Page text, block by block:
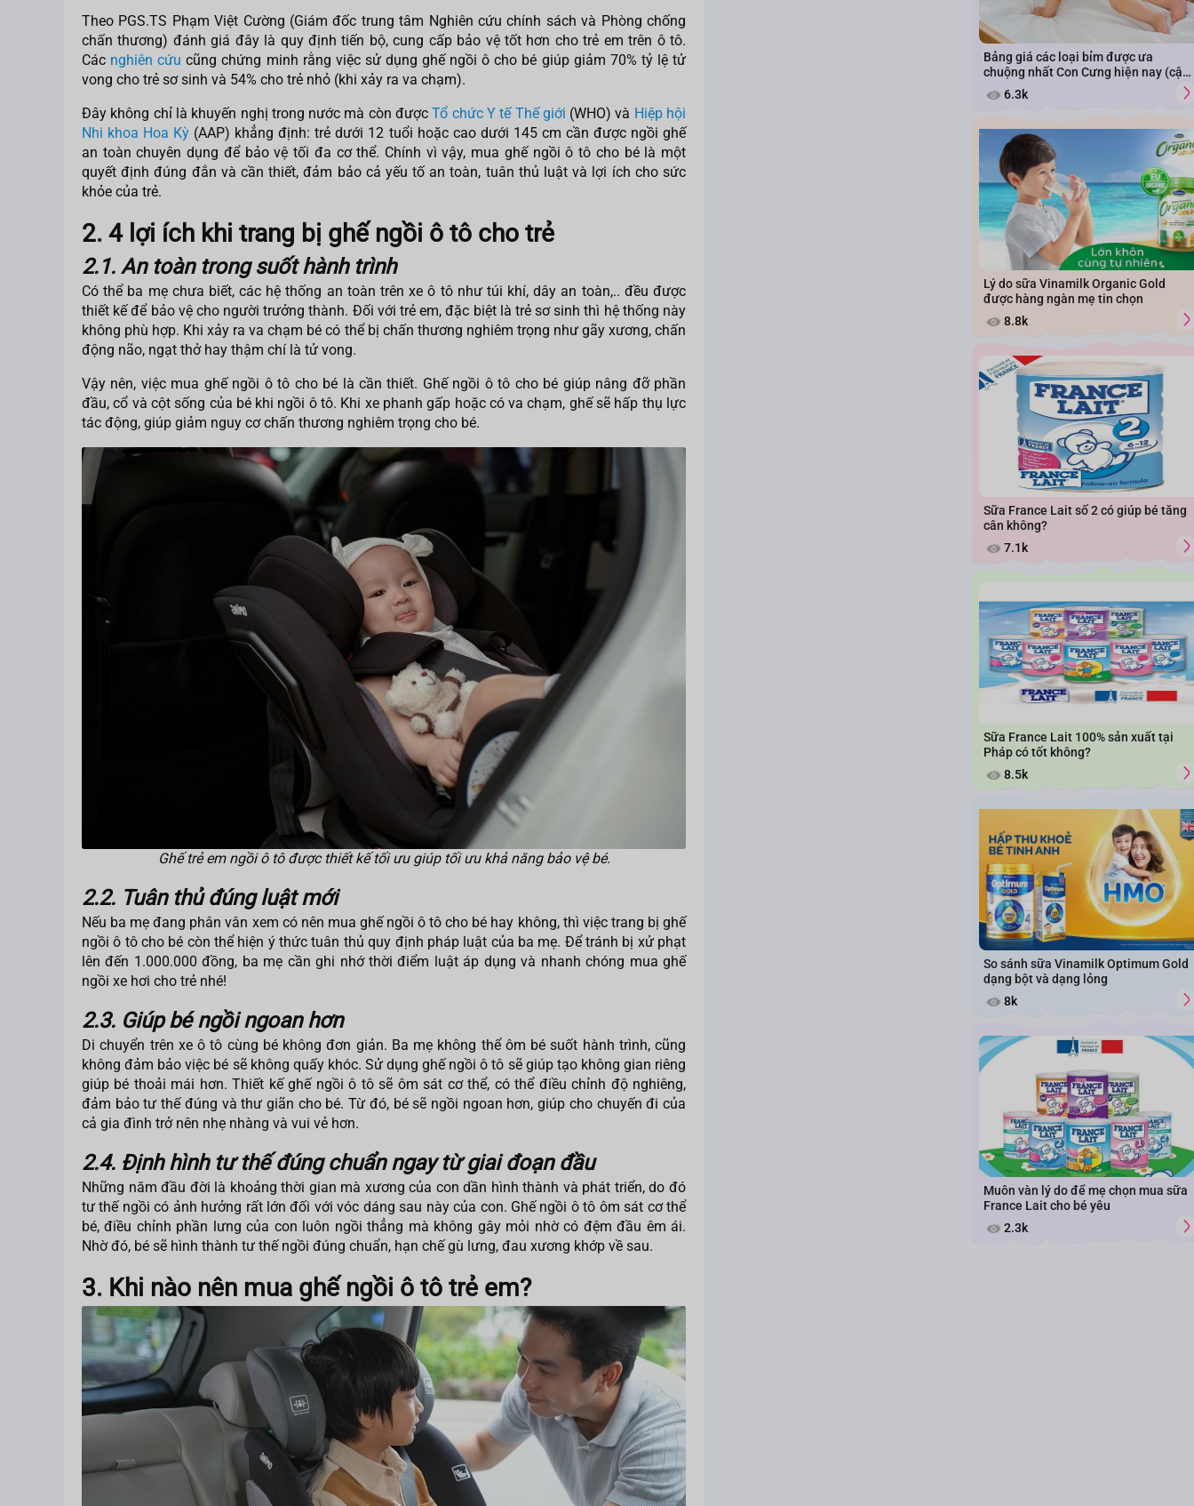
Theo PGS.TS Phạm Việt Cường (Giám đốc trung tâm Nghiên cứu chính sách và Phòng chống
chấn thương) đánh giá đây là quy định tiến bộ, cung cấp bảo vệ tốt hơn cho trẻ em trên ô tô.
Các nghiên cứu cũng chứng minh rằng việc sử dụng ghế ngồi ô cho bé giúp giảm 70% tỷ lệ tử
vong cho trẻ sơ sinh và 54% cho trẻ nhỏ (khi xảy ra va chạm).
Đây không chỉ là khuyến nghị trong nước mà còn đượcTổ chức Y tế Thế giới (WHO) và Hiệp hội
Nhi khoa Hoa Kỳ (AAP) khẳng định: trẻ dưới 12 tuổi hoặc cao dưới 145 cm cần được ngồi ghế
an toàn chuyên dụng để bảo vệ tối đa cơ thể. Chính vì vậy, mua ghế ngồi ô tô cho bé là một
quyết định đúng đắn và cần thiết, đảm bảo cả yếu tố an toàn, tuân thủ luật và lợi ích cho sức
khỏe của trẻ.
2. 4 lợi ích khi trang bị ghế ngồi ô tô cho trẻ
2.1. An toàn trong suốt hành trình
Có thể ba mẹ chưa biết, các hệ thống an toàn trên xe ô tô như túi khí, dây an toàn,.. đều được
thiết kế để bảo vệ cho người trưởng thành. Đối với trẻ em, đặc biệt là trẻ sơ sinh thì hệ thống này
không phù hợp. Khi xảy ra va chạm bé có thể bị chấn thương nghiêm trọng như gãy xương, chấn
động não, ngạt thở hay thậm chí là tử vong.
Vậy nên, việc mua ghế ngồi ô tô cho bé là cần thiết. Ghế ngồi ô tô cho bé giúp nâng đỡ phần
đầu, cổ và cột sống của bé khi ngồi ô tô. Khi xe phanh gấp hoặc có va chạm, ghế sẽ hấp thụ lực
tác động, giúp giảm nguy cơ chấn thương nghiêm trọng cho bé.
Ghế trẻ em ngồi ô tô được thiết kế tối ưu giúp tối ưu khả năng bảo vệ bé.
2.2. Tuân thủ đúng luật mới
Nếu ba mẹ đang phân vân xem có nên mua ghế ngồi ô tô cho bé hay không, thì việc trang bị ghế
ngồi ô tô cho bé còn thể hiện ý thức tuân thủ quy định pháp luật của ba mẹ. Để tránh bị xử phạt
lên đến 1.000.000 đồng, ba mẹ cần ghi nhớ thời điểm luật áp dụng và nhanh chóng mua ghế
ngồi xe hơi cho trẻ nhé!
2.3. Giúp bé ngồi ngoan hơn
Di chuyển trên xe ô tô cùng bé không đơn giản. Ba mẹ không thể ôm bé suốt hành trình, cũng
không đảm bảo việc bé sẽ không quấy khóc. Sử dụng ghế ngồi ô tô sẽ giúp tạo không gian riêng
giúp bé thoải mái hơn. Thiết kế ghế ngồi ô tô sẽ ôm sát cơ thể, có thể điều chỉnh độ nghiêng,
đảm bảo tư thế đúng và thư giãn cho bé. Từ đó, bé sẽ ngồi ngoan hơn, giúp cho chuyến đi của
cả gia đình trở nên nhẹ nhàng và vui vẻ hơn.
2.4. Định hình tư thế đúng chuẩn ngay từ giai đoạn đầu
Những năm đầu đời là khoảng thời gian mà xương của con dần hình thành và phát triển, do đó
tư thế ngồi có ảnh hưởng rất lớn đối với vóc dáng sau này của con. Ghế ngồi ô tô ôm sát cơ thể
bé, điều chỉnh phần lưng của con luôn ngồi thẳng mà không gây mỏi nhờ có đệm đầu êm ái.
Nhờ đó, bé sẽ hình thành tư thế ngồi đúng chuẩn, hạn chế gù lưng, đau xương khớp về sau.
3. Khi nào nên mua ghế ngồi ô tô trẻ em?
Bảng giá các loại bỉm được ưa
chuộng nhất Con Cưng hiện nay (cập
nhật năm 2026)
6.3k
Lý do sữa Vinamilk Organic Gold
được hàng ngàn mẹ tin chọn
8.8k
Sữa France Lait số 2 có giúp bé tăng
cân không?
7.1k
Sữa France Lait 100% sản xuất tại
Pháp có tốt không?
8.5k
So sánh sữa Vinamilk Optimum Gold
dạng bột và dạng lỏng
8k
Muôn vàn lý do để mẹ chọn mua sữa
France Lait cho bé yêu
2.3k